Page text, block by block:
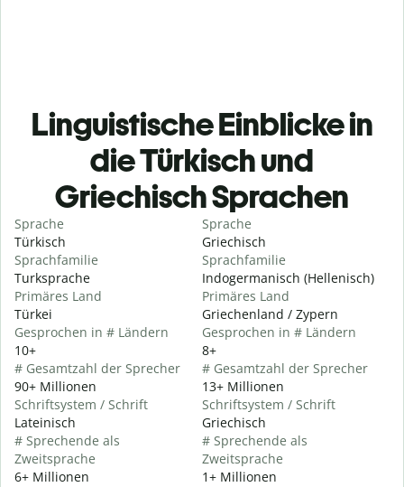
Linguistische Einblicke in
die Türkisch und
Griechisch Sprachen
Sprache
Türkisch
Sprachfamilie
Turksprache
Primäres Land
Türkei
Gesprochen in # Ländern
10+
# Gesamtzahl der Sprecher
90+ Millionen
Schriftsystem / Schrift
Lateinisch
# Sprechende als
Zweitsprache
6+ Millionen
Sprache
Griechisch
Sprachfamilie
Indogermanisch (Hellenisch)
Primäres Land
Griechenland / Zypern
Gesprochen in # Ländern
8+
# Gesamtzahl der Sprecher
13+ Millionen
Schriftsystem / Schrift
Griechisch
# Sprechende als
Zweitsprache
1+ Millionen